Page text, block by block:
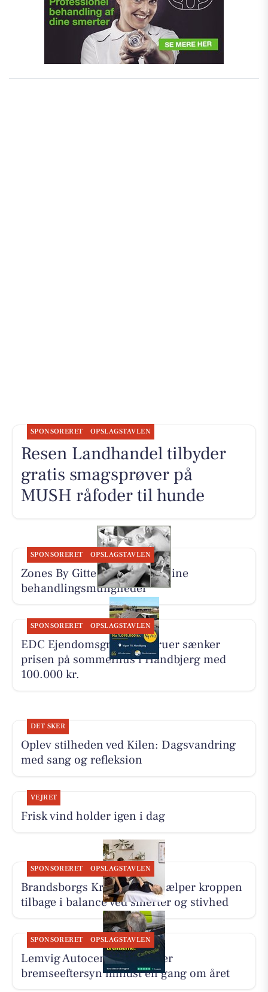
SPONSORERET OPSLAGSTAVLEN
Resen Landhandel tilbyder
gratis smagsprøver på
MUSH råfoder til hunde
SPONSORERET OPSLAGSTAVLEN
Zones By Gitte præsenterer sine
behandlingsmuligheder
SPONSORERET OPSLAGSTAVLEN
EDC Ejen­doms­grup­pen Struer sænker
prisen på sommerhus i Handbjerg med
100.000 kr.
DET SKER
Oplev stilheden ved Kilen: Dagsvandring
med sang og refleksion
VEJRET
Frisk vind holder igen i dag
SPONSORERET OPSLAGSTAVLEN
Brandsborgs Kropsterapi hjælper kroppen
tilbage i balance ved smerter og stivhed
SPONSORERET OPSLAGSTAVLEN
Lemvig Autocenter anbefaler
bremseeftersyn mindst én gang om året